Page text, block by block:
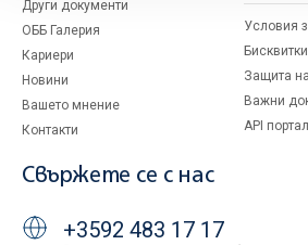
Други документи
ОББ Галерия
Кариери
Новини
Вашето мнение
Контакти
Условия
Бисквитки
Защита
Важни
API
Свържете се с нас
+3592 483 17 17